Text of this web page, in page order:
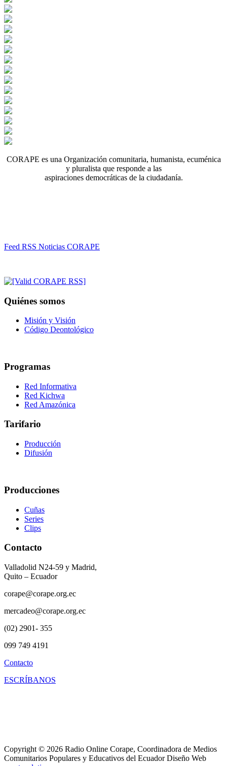
CORAPE es una Organización comunitaria, humanista, ecuménica
y pluralista que responde a las
aspiraciones democráticas de la ciudadanía.
Feed RSS Noticias CORAPE
Quiénes somos
Misión y Visión
Código Deontológico
Programas
Red Informativa
Red Kichwa
Red Amazónica
Tarifario
Producción
Difusión
Producciones
Cuñas
Series
Clips
Contacto
Valladolid N24-59 y Madrid,
Quito – Ecuador
corape@corape.org.ec
mercadeo@corape.org.ec
(02) 2901- 355
099 749 4191
Contacto
ESCRÍBANOS
Copyright © 2026 Radio Online Corape, Coordinadora de Medios
Comunitarios Populares y Educativos del Ecuador Diseño Web